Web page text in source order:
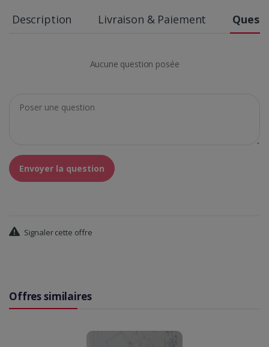
Description Livraison & Paiement
Aucune question posée
Envoyer la question
Signaler cette offre
Offres similaires